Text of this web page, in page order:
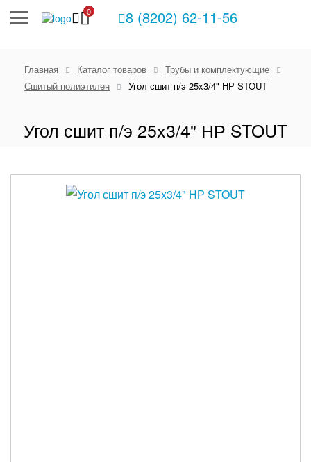
0 8 (8202) 62-11-56
Главная Каталог товаров
Трубы и комплектующие
Сшитый полиэтилен
Угол сшит п/э 25x3/4" НР STOUT
Угол сшит п/э 25x3/4" НР STOUT